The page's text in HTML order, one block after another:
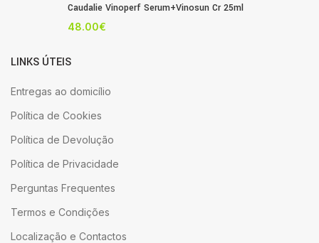
Caudalie Vinoperf Serum+Vinosun Cr 25ml
48.00€
LINKS ÚTEIS
Entregas ao domicílio
Política de Cookies
Política de Devolução
Política de Privacidade
Perguntas Frequentes
Termos e Condições
Localização e Contactos